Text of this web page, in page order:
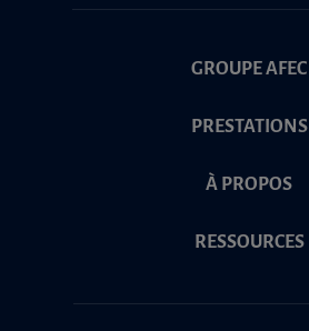
GROUPE AFEC
PRESTATIONS
À PROPOS
RESSOURCES